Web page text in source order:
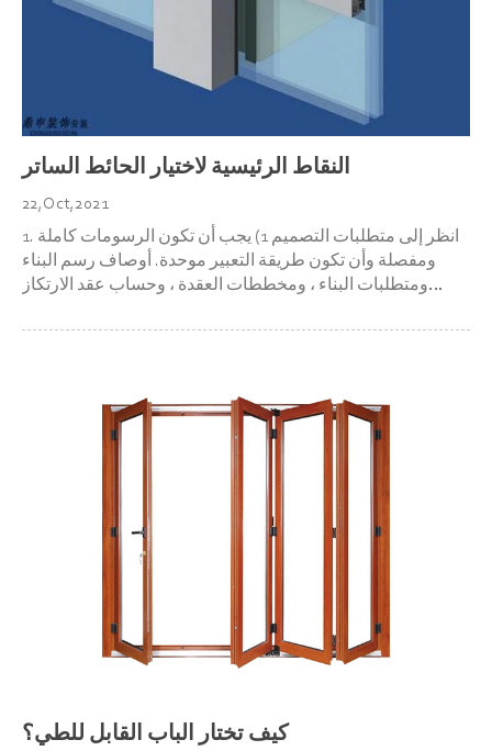
النقاط الرئيسية لاختيار الحائط الساتر
22,Oct,2021
1. انظر إلى متطلبات التصميم 1) يجب أن تكون الرسومات كاملة
ومفصلة وأن تكون طريقة التعبير موحدة. أوصاف رسم البناء
ومتطلبات البناء ، ومخططات العقدة ، وحساب عقد الارتكاز
إطار العارضة تحت الحمل الرأسي والحمل الأفقي ، والحماية م...
كيف تختار الباب القابل للطي؟